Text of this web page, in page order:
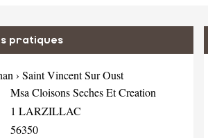
pratiques
› Saint Vincent Sur Oust
Msa Cloisons Seches Et Creation
1 LARZILLAC
56350